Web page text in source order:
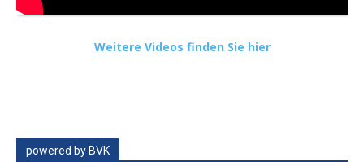
Weitere Videos finden Sie hier
powered by BVK